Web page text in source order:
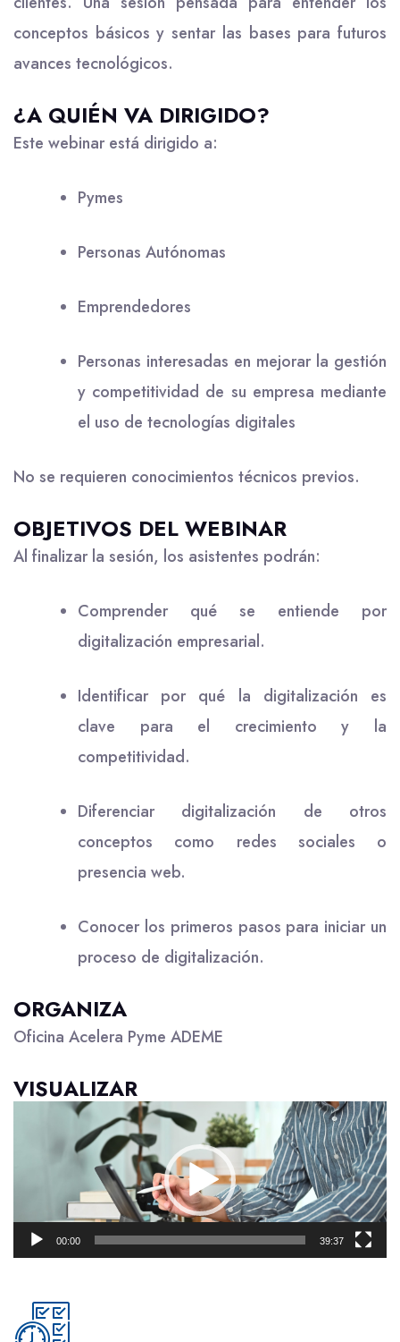
conceptos básicos y sentar las bases para futuros
avances tecnológicos.
¿A QUIÉN VA DIRIGIDO?
Este webinar está dirigido a:
Pymes
Personas Autónomas
Emprendedores
Personas interesadas en mejorar la gestión
y competitividad de su empresa mediante
el uso de tecnologías digitales
No se requieren conocimientos técnicos previos.
OBJETIVOS DEL WEBINAR
Al finalizar la sesión, los asistentes podrán:
Comprender qué se entiende por
digitalización empresarial.
Identificar por qué la digitalización es
clave para el crecimiento y la
competitividad.
Diferenciar digitalización de otros
conceptos como redes sociales o
presencia web.
Conocer los primeros pasos para iniciar un
proceso de digitalización.
ORGANIZA
Oficina Acelera Pyme ADEME
VISUALIZAR
Reproductor
00:00 39:37